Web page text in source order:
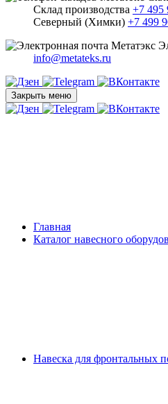
Склад производства +7 495
Северный (Химки) +7 499
info@metateks.ru
Закрыть меню
Главная
Каталог навесного
Навеска для фронтальных